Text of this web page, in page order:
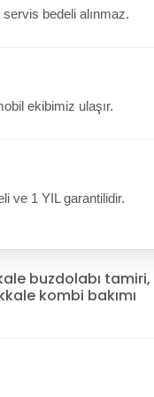
servis bedeli alınmaz.
ekibimiz ulaşır.
ve 1 YIL garantilidir.
buzdolabı tamiri,
kombi bakımı